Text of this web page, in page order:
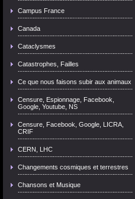
Campus France
Canada
Cataclysmes
Catastrophes, Failles
Ce que nous faisons subir aux animaux
Censure, Espionnage, Facebook,
Google, Youtube, NS
Censure, Facebook, Google, LICRA,
CRIF
CERN, LHC
Changements cosmiques et terrestres
Chansons et Musique